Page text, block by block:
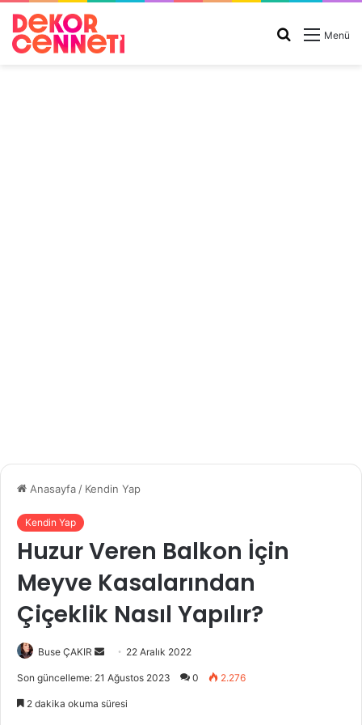
Menü
Arama
Anasayfa / Kendin Yap
Kendin Yap
Huzur Veren Balkon İçin
Meyve Kasalarından
Çiçeklik Nasıl Yapılır?
Buse ÇAKIR
e
22 Aralık 2022
Son güncelleme: 21 Ağustos 2023 0 2.276
2 dakika okuma süresi